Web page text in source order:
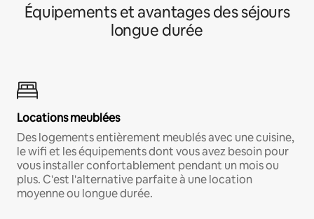
Équipements et avantages des séjours
longue durée
Locations meublées
Des logements entièrement meublés avec une cuisine,
le wifi et les équipements dont vous avez besoin pour
vous installer confortablement pendant un mois ou
plus. C'est l'alternative parfaite à une location
moyenne ou longue durée.